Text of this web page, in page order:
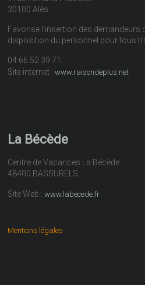
30100 Alès
Favorise l'insertion des demandeurs
disposition du personnel pour tous
04 66 52 39 71
Site internet :www.raisondeplus.net
La Bécède
Centre de Vacances La Bécède
48400 BASSURELS
Site Web :www.labecede.fr
Mentions légales